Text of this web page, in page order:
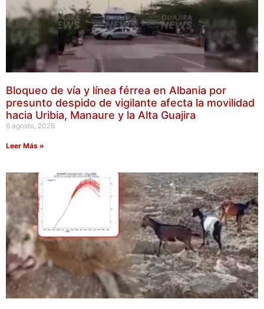
Bloqueo de vía y línea férrea en Albania por
presunto despido de vigilante afecta la movilidad
hacia Uribia, Manaure y la Alta Guajira
6 agosto, 2026
Leer Más »